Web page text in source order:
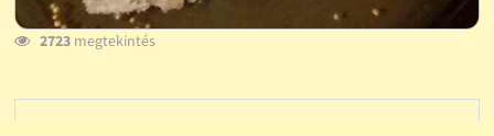
2723megtekintés